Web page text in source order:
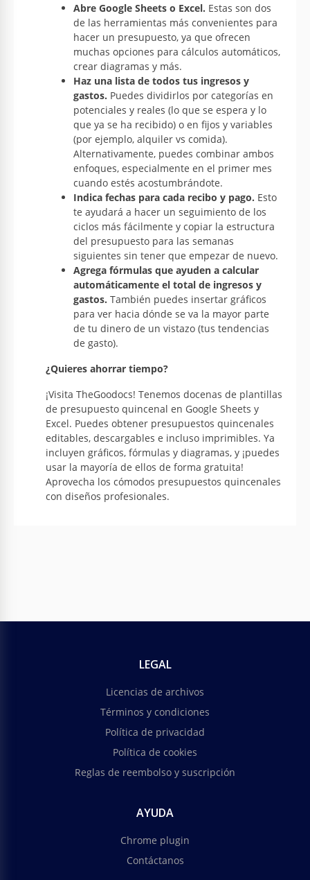
Abre Google Sheets o Excel. Estas son dos
de las herramientas más convenientes para
hacer un presupuesto, ya que ofrecen
muchas opciones para cálculos automáticos,
crear diagramas y más.
Haz una lista de todos tus ingresos y
gastos. Puedes dividirlos por categorías en
potenciales y reales (lo que se espera y lo
que ya se ha recibido) o en fijos y variables
(por ejemplo, alquiler vs comida).
Alternativamente, puedes combinar ambos
enfoques, especialmente en el primer mes
cuando estés acostumbrándote.
Indica fechas para cada recibo y pago. Esto
te ayudará a hacer un seguimiento de los
ciclos más fácilmente y copiar la estructura
del presupuesto para las semanas
siguientes sin tener que empezar de nuevo.
Agrega fórmulas que ayuden a calcular
automáticamente el total de ingresos y
gastos. También puedes insertar gráficos
para ver hacia dónde se va la mayor parte
de tu dinero de un vistazo (tus tendencias
de gasto).
¿Quieres ahorrar tiempo?
¡Visita TheGoodocs! Tenemos docenas de plantillas
de presupuesto quincenal en Google Sheets y
Excel. Puedes obtener presupuestos quincenales
editables, descargables e incluso imprimibles. Ya
incluyen gráficos, fórmulas y diagramas, y ¡puedes
usar la mayoría de ellos de forma gratuita!
Aprovecha los cómodos presupuestos quincenales
con diseños profesionales.
LEGAL
Licencias de archivos
Términos y condiciones
Política de privacidad
Política de cookies
Reglas de reembolso y suscripción
AYUDA
Chrome plugin
Contáctanos